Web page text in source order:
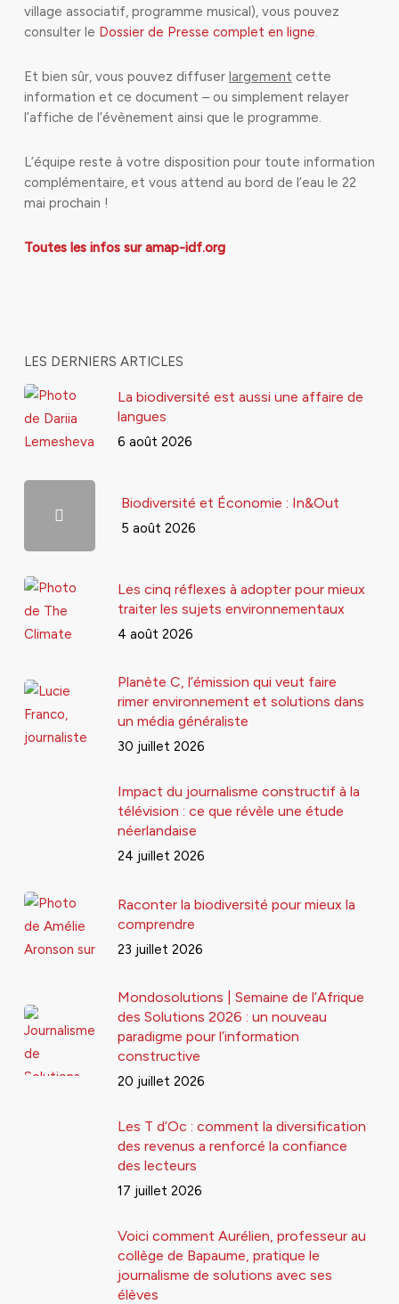
village associatif, programme musical), vous pouvez
consulter le Dossier de Presse complet en ligne.
Et bien sûr, vous pouvez diffuser largement cette
information et ce document – ou simplement relayer
l’affiche de l’évènement ainsi que le programme.
L’équipe reste à votre disposition pour toute information
complémentaire, et vous attend au bord de l’eau le 22
mai prochain !
Toutes les infos sur amap-idf.org
LES DERNIERS ARTICLES
La biodiversité est aussi une affaire de
langues
6 août 2026
Biodiversité et Économie : In&Out
5 août 2026
Les cinq réflexes à adopter pour mieux
traiter les sujets environnementaux
4 août 2026
Planète C, l’émission qui veut faire
rimer environnement et solutions dans
un média généraliste
30 juillet 2026
Impact du journalisme constructif à la
télévision : ce que révèle une étude
néerlandaise
24 juillet 2026
Raconter la biodiversité pour mieux la
comprendre
23 juillet 2026
Mondosolutions | Semaine de l’Afrique
des Solutions 2026 : un nouveau
paradigme pour l’information
constructive
20 juillet 2026
Les T d’Oc : comment la diversification
des revenus a renforcé la confiance
des lecteurs
17 juillet 2026
Voici comment Aurélien, professeur au
collège de Bapaume, pratique le
journalisme de solutions avec ses
élèves